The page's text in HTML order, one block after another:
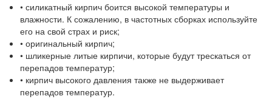
• силикатный кирпич боится высокой температуры и
влажности. К сожалению, в частотных сборках используйте
его на свой страх и риск;
• оригинальный кирпич;
• шликерные литые кирпичи, которые будут трескаться от
перепадов температур;
• кирпич высокого давления также не выдерживает
перепадов температур.